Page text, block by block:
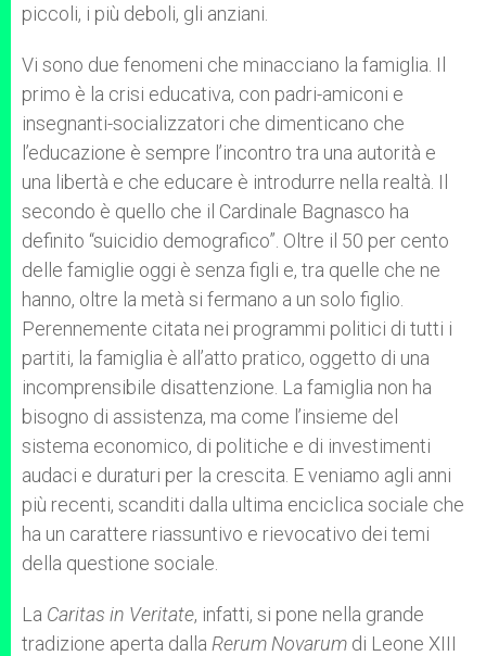
piccoli, i più deboli, gli anziani.
Vi sono due fenomeni che minacciano la famiglia. Il
primo è la crisi educativa, con padri-amiconi e
insegnanti-socializzatori che dimenticano che
l’educazione è sempre l’incontro tra una autorità e
una libertà e che educare è introdurre nella realtà. Il
secondo è quello che il Cardinale Bagnasco ha
definito “suicidio demografico”. Oltre il 50 per cento
delle famiglie oggi è senza figli e, tra quelle che ne
hanno, oltre la metà si fermano a un solo figlio.
Perennemente citata nei programmi politici di tutti i
partiti, la famiglia è all’atto pratico, oggetto di una
incomprensibile disattenzione. La famiglia non ha
bisogno di assistenza, ma come l’insieme del
sistema economico, di politiche e di investimenti
audaci e duraturi per la crescita. E veniamo agli anni
più recenti, scanditi dalla ultima enciclica sociale che
ha un carattere riassuntivo e rievocativo dei temi
della questione sociale.
La Caritas in Veritate, infatti, si pone nella grande
tradizione aperta dalla Rerum Novarum di Leone XIII